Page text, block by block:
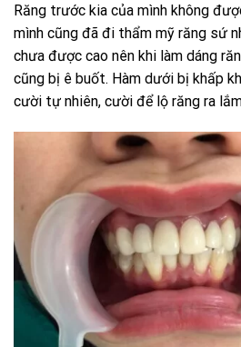
Răng trước kia của mình không
mình cũng đã đi thẩm mỹ răng sứ
chưa được cao nên khi làm dáng
cũng bị ê buốt. Hàm dưới bị khấp
cười tự nhiên, cười để lộ răng ra